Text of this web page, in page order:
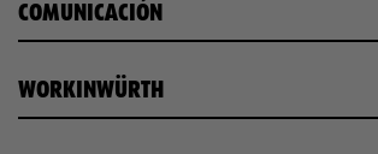
COMUNICACIÓN
WORKINWÜRTH